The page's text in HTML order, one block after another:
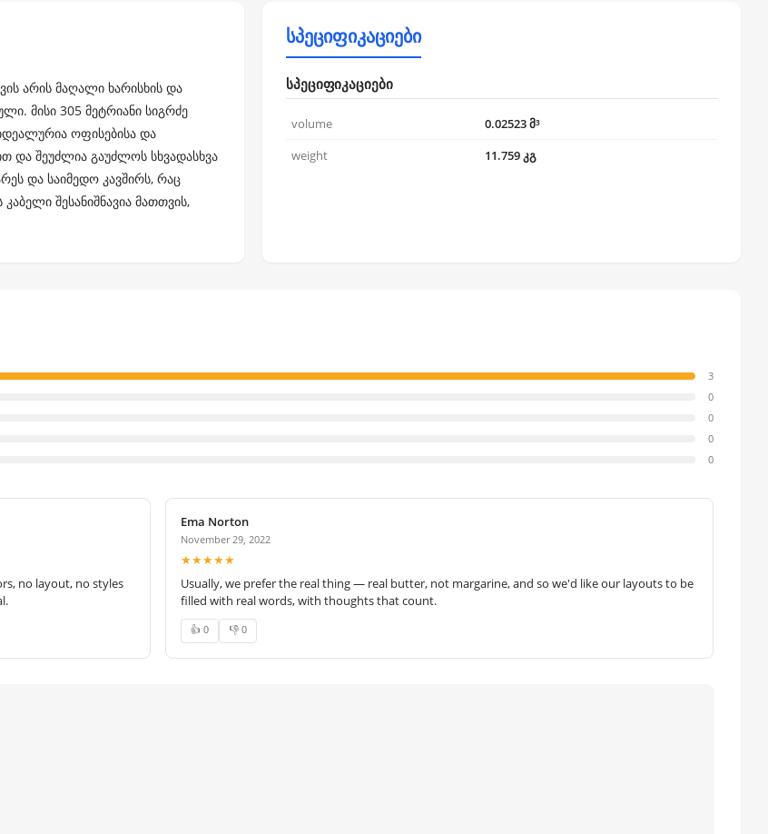
არის მაღალი ხარისხის და
მისი 305 მეტრიანი სიგრძე
ოფისებისა და
და შეუძლია გაუძლოს სხვადასხვა
და საიმედო კავშირს, რაც
შესანიშნავია მათთვის,
სპეციფიკაციები
სპეციფიკაციები
volume
0.02523 მ³
weight
11.759 კგ
3
0
0
0
0
no layout, no styles
Ema Norton
November 29, 2022
★★★★★
Usually, we prefer the real thing — real butter, not margarine, and so we'd like our layouts to be
filled with real words, with thoughts that count.
👍 0 👎 0